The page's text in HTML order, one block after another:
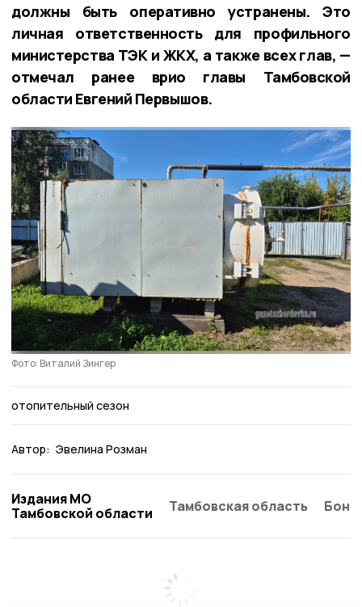
должны быть оперативно устранены. Это
личная ответственность для профильного
министерства ТЭК и ЖКХ, а также всех глав, —
отмечал ранее врио главы Тамбовской
области Евгений Первышов.
Фото: Виталий Зингер
отопительный сезон
Автор: Эвелина Розман
Издания МО
Тамбовской области
Тамбовская область